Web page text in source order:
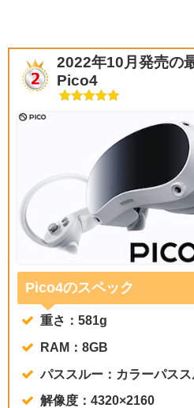
2022年10月発売の
Pico4
Pico4のスペック
重さ：581g
RAM：8GB
パススルー：カラーパス
解像度：4320×2160